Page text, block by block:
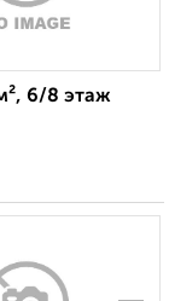
6/8 этаж